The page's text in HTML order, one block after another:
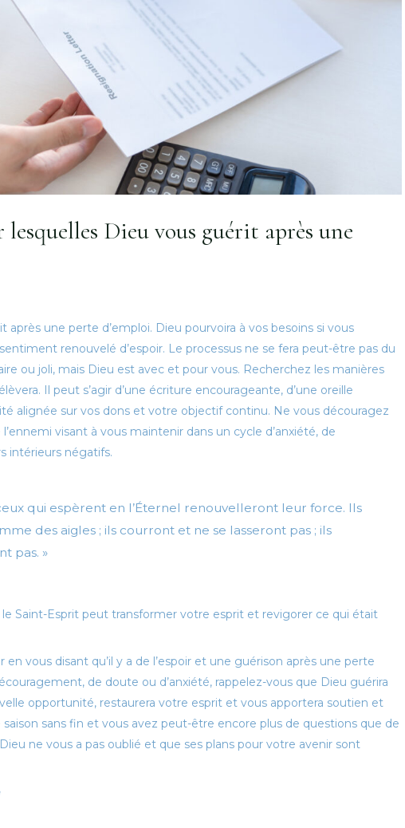
lesquelles Dieu vous guérit après une
après une perte d’emploi. Dieu pourvoira à vos besoins si vous
renouvelé d’espoir. Le processus ne se fera peut-être pas du
ou joli, mais Dieu est avec et pour vous. Recherchez les manières
Il peut s’agir d’une écriture encourageante, d’une oreille
alignée sur vos dons et votre objectif continu. Ne vous découragez
visant à vous maintenir dans un cycle d’anxiété, de
intérieurs négatifs.
qui espèrent en l’Éternel renouvelleront leur force. Ils
des aigles ; ils courront et ne se lasseront pas ; ils
pas. »
Saint-Esprit peut transformer votre esprit et revigorer ce qui était
en vous disant qu’il y a de l’espoir et une guérison après une perte
de doute ou d’anxiété, rappelez-vous que Dieu guérira
opportunité, restaurera votre esprit et vous apportera soutien et
sans fin et vous avez peut-être encore plus de questions que de
ne vous a pas oublié et que ses plans pour votre avenir sont